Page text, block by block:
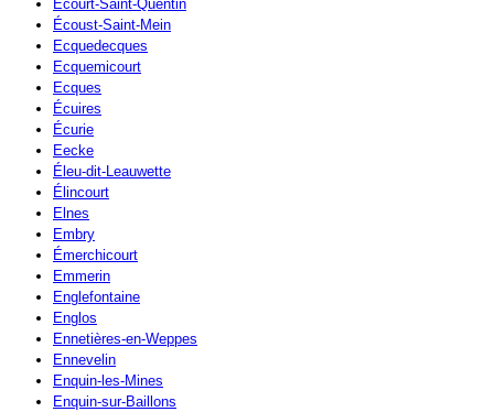
Écourt-Saint-Quentin
Écoust-Saint-Mein
Ecquedecques
Ecquemicourt
Ecques
Écuires
Écurie
Eecke
Éleu-dit-Leauwette
Élincourt
Elnes
Embry
Émerchicourt
Emmerin
Englefontaine
Englos
Ennetières-en-Weppes
Ennevelin
Enquin-les-Mines
Enquin-sur-Baillons